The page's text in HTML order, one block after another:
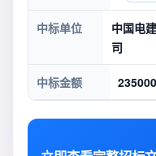
中标单位
中国电
司
中标金额